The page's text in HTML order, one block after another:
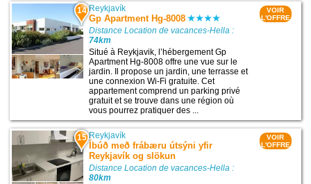
14 Reykjavík
Gp Apartment Hg-8008
Distance Location de vacances-Hella :
74km
Situé à Reykjavik, l’hébergement Gp
Apartment Hg-8008 offre une vue sur le
jardin. Il propose un jardin, une terrasse et
une connexion Wi-Fi gratuite. Cet
appartement comprend un parking privé
gratuit et se trouve dans une région où
vous pourrez pratiquer des ...
VOIR
L'OFFRE
15 Reykjavík
Íbúð með frábæru útsýni yfir
Reykjavík og slökun
Distance Location de vacances-Hella :
80km
VOIR
L'OFFRE